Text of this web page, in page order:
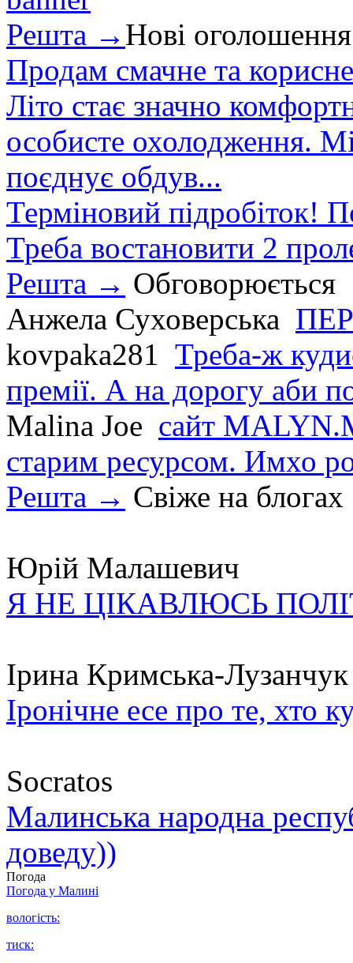
Решта → Нові оголошення
Продам смачне та
Літо стає значно
особисте охолодження.
поєднує обдув...
Терміновий підробіток!
Треба востановити 2
Решта → Обговорюється
Анжела Суховерська
kovpaka281 Треба-ж
премії. А на дорогу аби
Malina Joe сайт
старим ресурсом. Имхо
Решта → Свіже на блогах
Юрій Малашевич
Я НЕ ЦІКАВЛЮСЬ
Ірина Кримська-Лузанчук
Іронічне есе про те, хто
Socratos
Малинська народна
доведу))
Погода
Погода у Малині
вологість:
тиск: